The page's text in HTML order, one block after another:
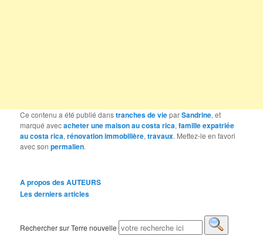
Ce contenu a été publié danstranches de vieparSandrine, et
marqué avecacheter une maison au costa rica,famille expatriée
au costa rica,rénovation immobilière,travaux. Mettez-le en favori
avec sonpermalien.
A propos des AUTEURS
Les derniers articles
Rechercher sur Terre nouvelle